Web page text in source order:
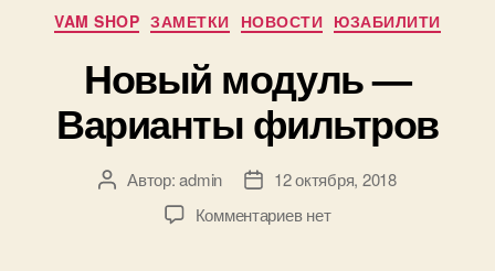
Рубрики
VAM SHOP ЗАМЕТКИ НОВОСТИ ЮЗАБИЛИТИ
Новый модуль —
Варианты фильтров
АвторАвтор:admin
Дата12 октября, 2018
Комментариевк
нет